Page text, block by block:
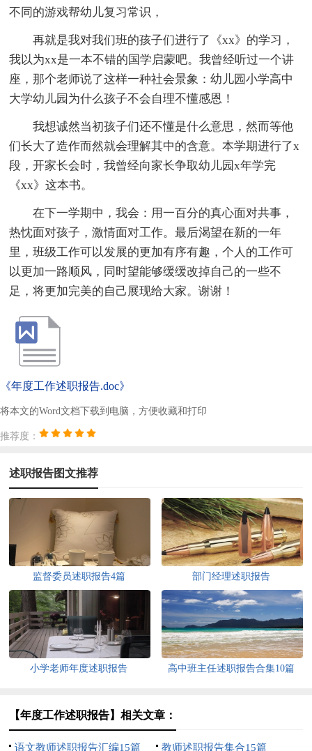
不同的游戏帮幼儿复习常识，
再就是我对我们班的孩子们进行了《xx》的学习，
我以为xx是一本不错的国学启蒙吧。我曾经听过一个讲
座，那个老师说了这样一种社会景象：幼儿园小学高中
大学幼儿园为什么孩子不会自理不懂感恩！
我想诚然当初孩子们还不懂是什么意思，然而等他
们长大了造作而然就会理解其中的含意。本学期进行了x
段，开家长会时，我曾经向家长争取幼儿园x年学完
《xx》这本书。
在下一学期中，我会：用一百分的真心面对共事，
热忱面对孩子，激情面对工作。最后渴望在新的一年
里，班级工作可以发展的更加有序有趣，个人的工作可
以更加一路顺风，同时望能够缓缓改掉自己的一些不
足，将更加完美的自己展现给大家。谢谢！
《年度工作述职报告.doc》
将本文的Word文档下载到电脑，方便收藏和打印
推荐度：
述职报告图文推荐
监督委员述职报告4篇 部门经理述职报告
小学老师年度述职报告 高中班主任述职报告合集10篇
【年度工作述职报告】相关文章：
语文教师述职报告汇编15篇 教师述职报告集合15篇